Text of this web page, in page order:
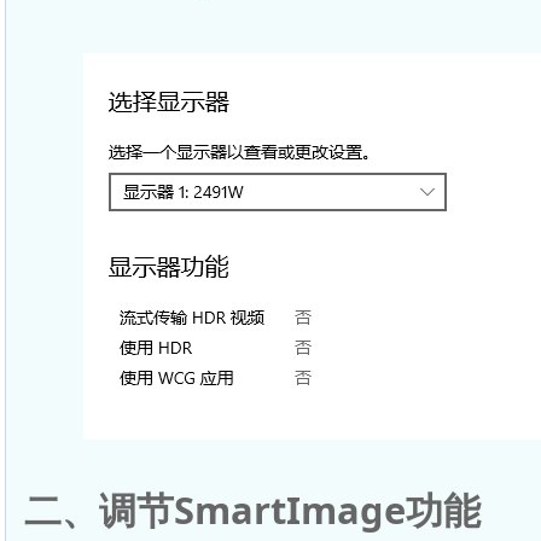
二、调节SmartImage功能